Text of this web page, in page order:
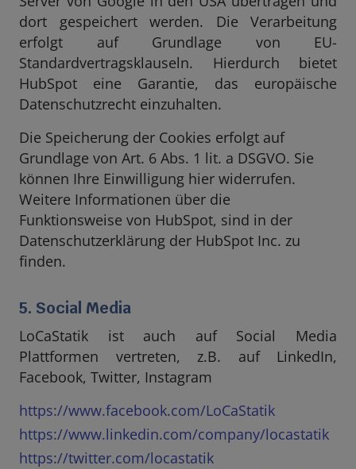
dort gespeichert werden. Die Verarbeitung
erfolgt auf Grundlage von EU-
Standardvertragsklauseln. Hierdurch bietet
HubSpot eine Garantie, das europäische
Datenschutzrecht einzuhalten.
Die Speicherung der Cookies erfolgt auf
Grundlage von Art. 6 Abs. 1 lit. a DSGVO. Sie
können Ihre Einwilligung hier widerrufen.
Weitere Informationen über die
Funktionsweise von HubSpot, sind in der
Datenschutzerklärung der HubSpot Inc. zu
finden.
5. Social Media
LoCaStatik ist auch auf Social Media
Plattformen vertreten, z.B. auf LinkedIn,
Facebook, Twitter, Instagram
https://www.facebook.com/LoCaStatik
https://www.linkedin.com/company/locastatik
https://twitter.com/locastatik